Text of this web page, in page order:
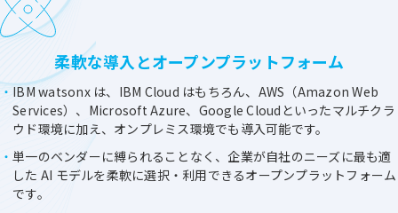
柔軟な導入とオープンプラットフォーム
IBM watsonx は、IBM Cloud はもちろん、AWS（Amazon Web
Services）、Microsoft Azure、Google Cloudといったマルチクラ
ウド環境に加え、オンプレミス環境でも導入可能です。
単一のベンダーに縛られることなく、企業が自社のニーズに最も適
した AI モデルを柔軟に選択・利用できるオープンプラットフォーム
です。